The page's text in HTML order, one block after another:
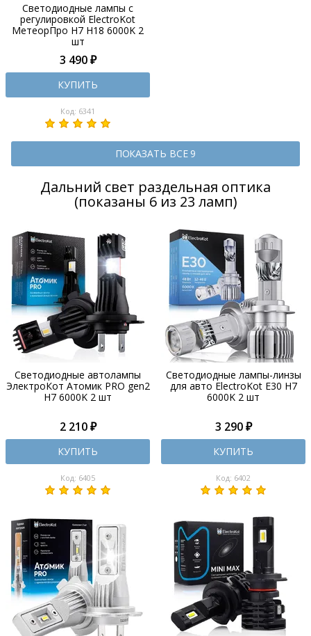
Светодиодные лампы с
регулировкой ElectroKot
МетеорПро H7 H18 6000K 2
шт
3 490 ₽
КУПИТЬ
Код: 6341
ПОКАЗАТЬ ВСЕ 9
Дальний свет раздельная оптика
(показаны 6 из 23 ламп)
Светодиодные автолампы
ЭлектроКот Атомик PRO gen2
H7 6000K 2 шт
2 210 ₽
КУПИТЬ
Код: 6405
Светодиодные лампы-линзы
для авто ElectroKot E30 H7
6000K 2 шт
3 290 ₽
КУПИТЬ
Код: 6402